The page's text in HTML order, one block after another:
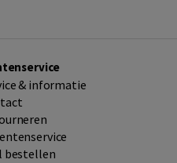
& informatie
bestellen